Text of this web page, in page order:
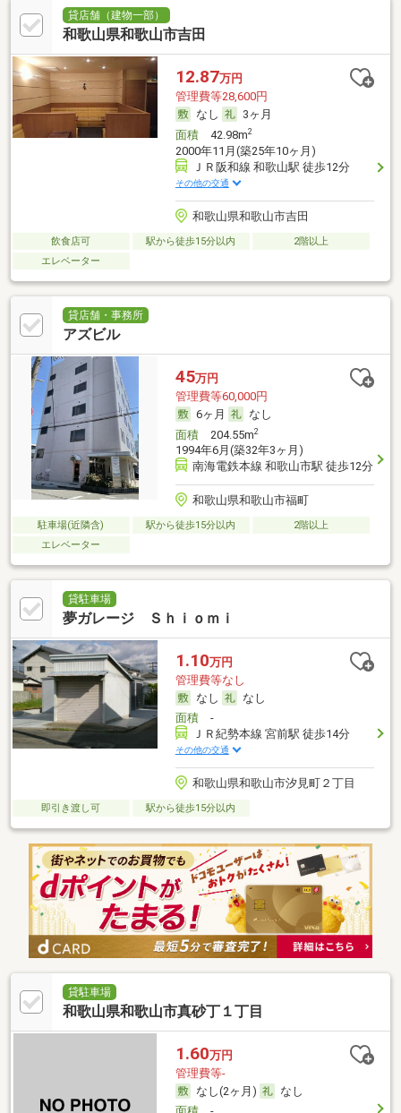
貸店舗（建物一部）
和歌山県和歌山市吉田
12.87万円
管理費等28,600円
なし
3ヶ月
面積42.98m2
2000年11月(築25年10ヶ月)
ＪＲ阪和線 和歌山駅 徒歩12分
その他の交通
和歌山県和歌山市吉田
飲食店可 駅から徒歩15分以内
2階以上
エレベーター
貸店舗・事務所
アズビル
45万円
管理費等60,000円
6ヶ月
なし
面積204.55m2
1994年6月(築32年3ヶ月)
南海電鉄本線 和歌山市駅 徒歩12分
和歌山県和歌山市福町
駐車場(近隣含) 駅から徒歩15分以内
2階以上
エレベーター
貸駐車場
夢ガレージ Ｓｈｉｏｍｉ
1.10万円
管理費等なし
なし
なし
面積-
ＪＲ紀勢本線 宮前駅 徒歩14分
その他の交通
和歌山県和歌山市汐見町２丁目
即引き渡し可 駅から徒歩15分以内
貸駐車場
和歌山県和歌山市真砂丁１丁目
1.60万円
管理費等-
なし(2ヶ月)
なし